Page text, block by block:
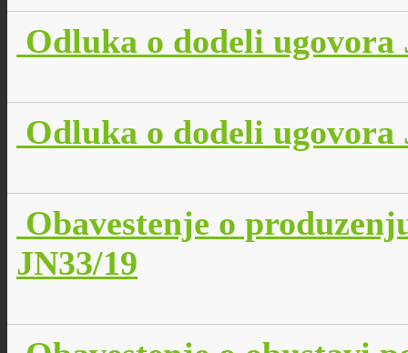
Odluka o dodeli ugovora
Odluka o dodeli ugovora
Obavestenje o
JN33/19